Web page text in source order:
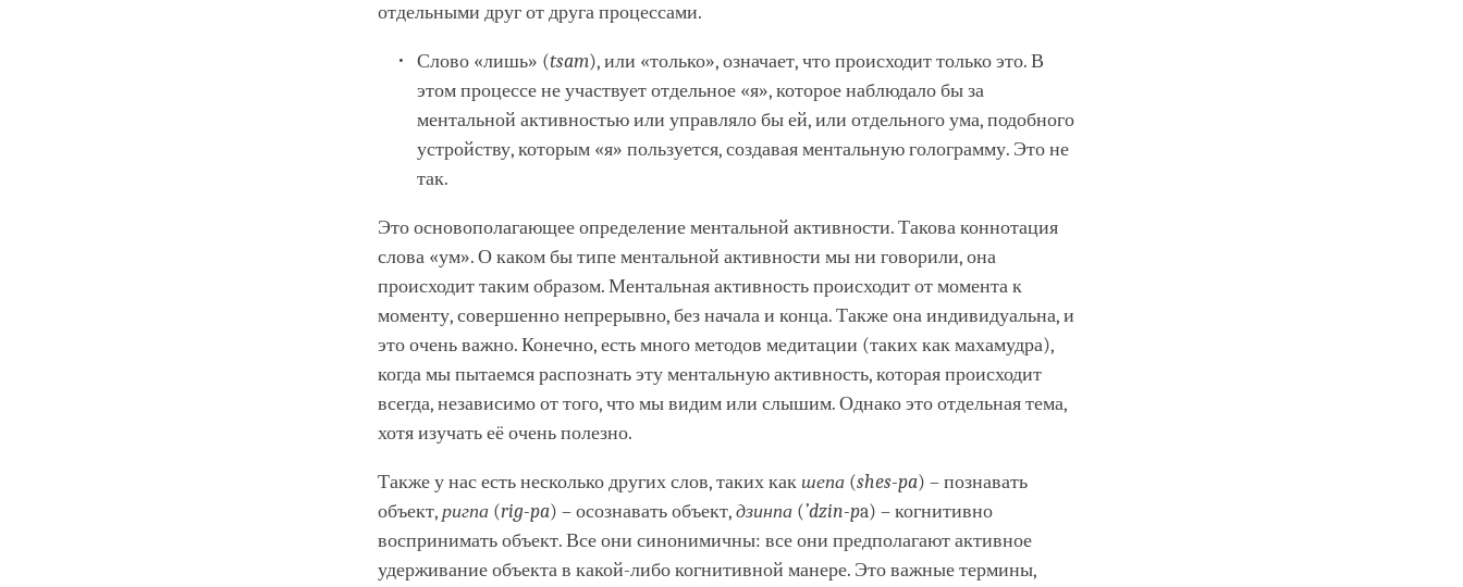
отдельными друг от друга процессами.
Слово «лишь» (tsam), или «только», означает, что происходит только это. В
этом процессе не участвует отдельное «я», которое наблюдало бы за
ментальной активностью или управляло бы ей, или отдельного ума, подобного
устройству, которым «я» пользуется, создавая ментальную голограмму. Это не
так.
Это основополагающее определение ментальной активности. Такова коннотация
слова «ум». О каком бы типе ментальной активности мы ни говорили, она
происходит таким образом. Ментальная активность происходит от момента к
моменту, совершенно непрерывно, без начала и конца. Также она индивидуальна, и
это очень важно. Конечно, есть много методов медитации (таких как махамудра),
когда мы пытаемся распознать эту ментальную активность, которая происходит
всегда, независимо от того, что мы видим или слышим. Однако это отдельная тема,
хотя изучать её очень полезно.
Также у нас есть несколько других слов, таких как шепа (shes-pa) – познавать
объект,ригпа (rig-pa) – осознавать объект,дзинпа (’dzin-pa) – когнитивно
воспринимать объект. Все они синонимичны: все они предполагают активное
удерживание объекта в какой-либо когнитивной манере. Это важные термины,